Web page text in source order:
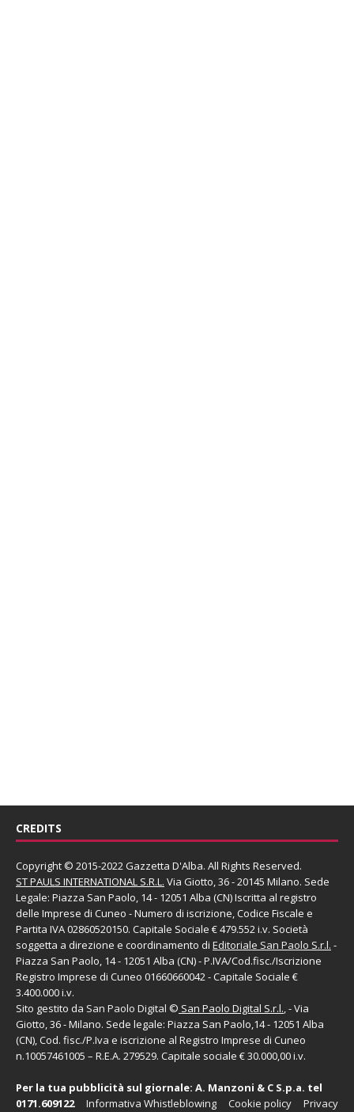
CREDITS
Copyright © 2015-2022 Gazzetta D'Alba. All Rights Reserved.
ST PAULS INTERNATIONAL S.R.L. Via Giotto, 36 - 20145 Milano. Sede
Legale: Piazza San Paolo, 14 - 12051 Alba (CN) Iscritta al registro
delle Imprese di Cuneo - Numero di iscrizione, Codice Fiscale e
Partita IVA 02860520150. Capitale Sociale € 479.552 i.v. Società
soggetta a direzione e coordinamento di Editoriale San Paolo S.r.l. -
Piazza San Paolo, 14 - 12051 Alba (CN) - P.IVA/Cod.fisc./Iscrizione
Registro Imprese di Cuneo 01660660042 - Capitale Sociale €
3.400.000 i.v.
Sito gestito da San Paolo Digital © San Paolo Digital S.r.l., - Via
Giotto, 36 - Milano. Sede legale: Piazza San Paolo,14 - 12051 Alba
(CN), Cod. fisc./P.Iva e iscrizione al Registro Imprese di Cuneo
n.10057461005 – R.E.A. 279529. Capitale sociale € 30.000,00 i.v.
Per la tua pubblicità sul giornale: A. Manzoni & C S.p.a. tel
0171.609122
Privacy
Cookie policy
Informativa Whistleblowing